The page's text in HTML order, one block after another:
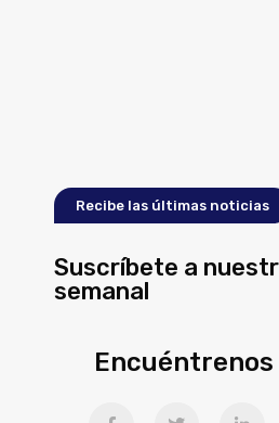
Recibe las últimas noticias
Suscríbete a
semanal